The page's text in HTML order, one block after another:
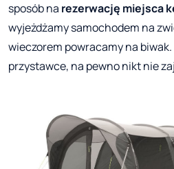
sposób na rezerwację miejsca
wyjeżdżamy samochodem na
wieczorem powracamy na
przystawce, na pewno nikt nie